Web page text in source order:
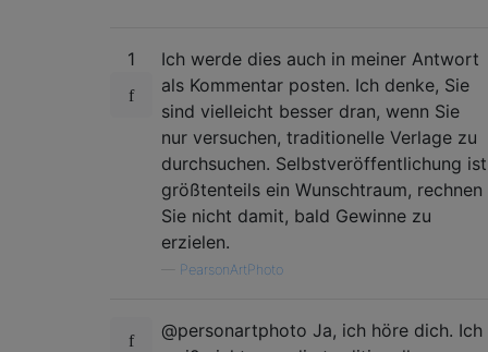
1
Ich werde dies auch in meiner Antwort
als Kommentar posten. Ich denke, Sie
sind vielleicht besser dran, wenn Sie
nur versuchen, traditionelle Verlage zu
durchsuchen. Selbstveröffentlichung ist
größtenteils ein Wunschtraum, rechnen
Sie nicht damit, bald Gewinne zu
erzielen.
PearsonArtPhoto
@personartphoto Ja, ich höre dich. Ich